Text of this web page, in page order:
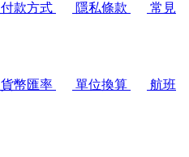
付款方式 隱私條款
常見
貨幣匯率 單位換算
航班